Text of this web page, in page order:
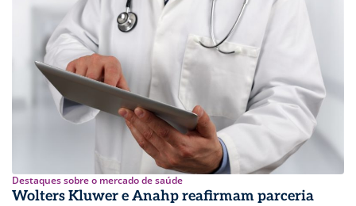
Destaques sobre o mercado de saúde
Wolters Kluwer e Anahp reafirmam parceria